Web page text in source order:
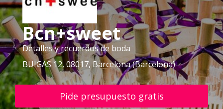
Bcn+sweet
Detalles y recuerdos de boda
BUIGAS 12, 08017, Barcelona (Barcelona)
Pide presupuesto gratis